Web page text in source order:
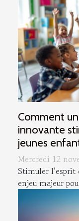
Comment
innovante
jeunes
Mercredi 12
Stimuler l’esprit
enjeu majeur